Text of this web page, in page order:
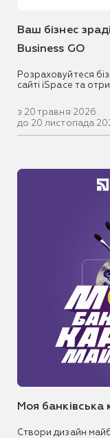
Ваш бізнес
Business GO
Розраховуйтеся
сайті iSpace та
з 20 травня 2026
до 20 листопада
Моя банківська
Створи дизайн